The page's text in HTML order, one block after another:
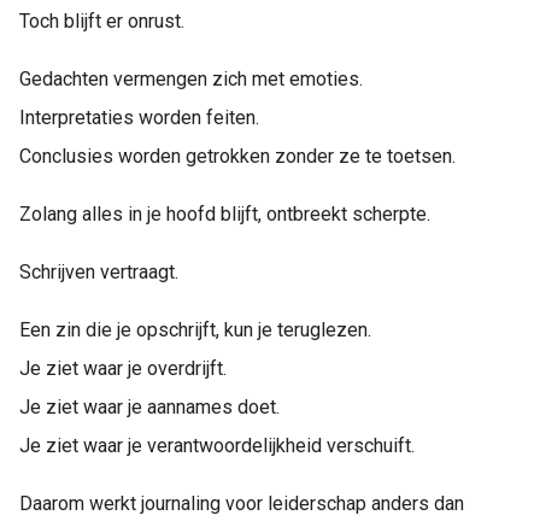
Toch blijft er onrust.
Gedachten vermengen zich met emoties.
Interpretaties worden feiten.
Conclusies worden getrokken zonder ze te toetsen.
Zolang alles in je hoofd blijft, ontbreekt scherpte.
Schrijven vertraagt.
Een zin die je opschrijft, kun je teruglezen.
Je ziet waar je overdrijft.
Je ziet waar je aannames doet.
Je ziet waar je verantwoordelijkheid verschuift.
Daarom werkt journaling voor leiderschap anders dan